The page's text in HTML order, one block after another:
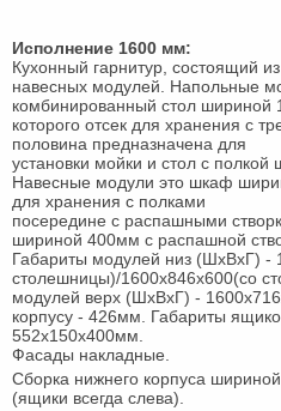
Исполнение 1600 мм:
Кухонный гарнитур, состоящий
навесных модулей. Напольные
комбинированный стол шириной
которого отсек для хранения с
половина предназначена для
установки мойки и стол с
Навесные модули это шкаф
для хранения с полками
посередине с распашными
шириной 400мм с распашной
Габариты модулей низ (ШхВхГ) -
столешницы)/1600х846х600(со
модулей верх (ШхВхГ) -
корпусу - 426мм. Габариты
552х150х400мм.
Фасады накладные.
Сборка нижнего корпуса
(ящики всегда слева).